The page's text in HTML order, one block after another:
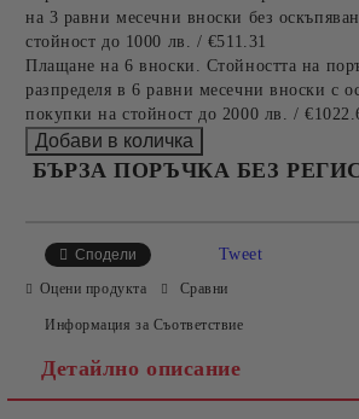
на 3 равни месечни вноски без
стойност до 1000 лв. / €511.31
Плащане на 6 вноски. Стойността на
разпределя в 6 равни месечни вноски с
покупки на стойност до 2000 лв. /
БЪРЗА ПОРЪЧКА БЕЗ
Сподели
Tweet
Оцени продукта Сравни
Информация за Съответствие
Детайлно описание